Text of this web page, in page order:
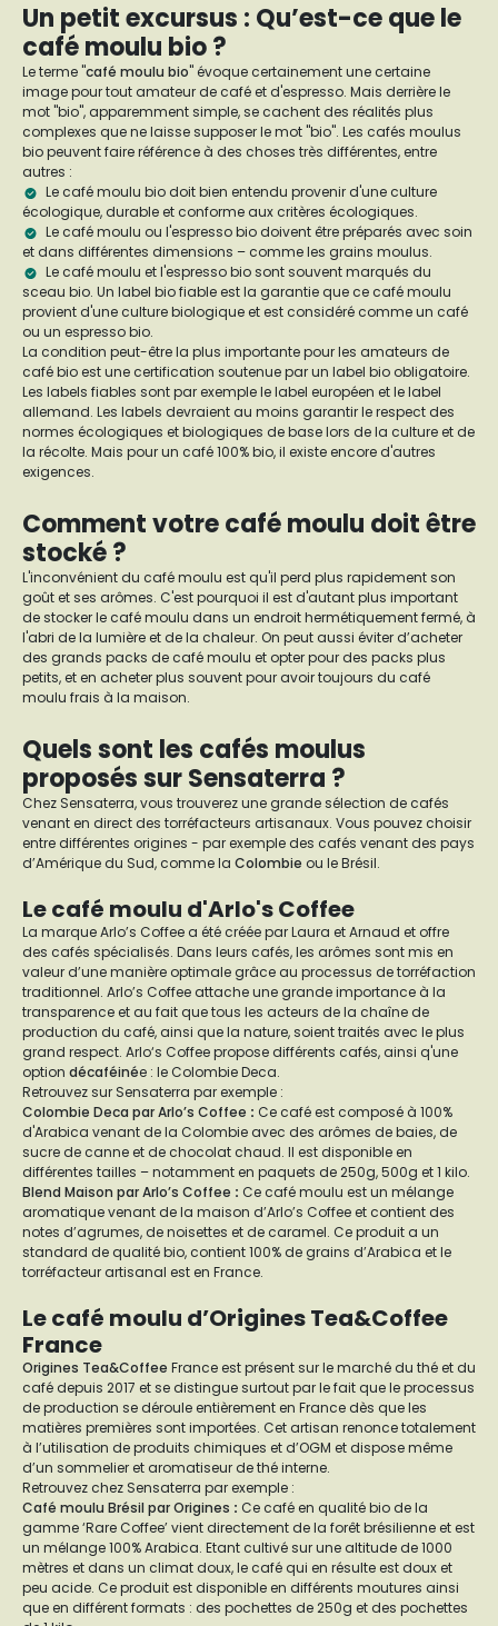
Un petit excursus : Qu’est-ce que le
café moulu bio ?
Le terme "café moulu bio" évoque certainement une certaine
image pour tout amateur de café et d'espresso. Mais derrière le
mot "bio", apparemment simple, se cachent des réalités plus
complexes que ne laisse supposer le mot "bio". Les cafés moulus
bio peuvent faire référence à des choses très différentes, entre
autres :
Le café moulu bio doit bien entendu provenir d'une culture
écologique, durable et conforme aux critères écologiques.
Le café moulu ou l'espresso bio doivent être préparés avec soin
et dans différentes dimensions – comme les grains moulus.
Le café moulu et l'espresso bio sont souvent marqués du
sceau bio. Un label bio fiable est la garantie que ce café moulu
provient d'une culture biologique et est considéré comme un café
ou un espresso bio.
La condition peut-être la plus importante pour les amateurs de
café bio est une certification soutenue par un label bio obligatoire.
Les labels fiables sont par exemple le label européen et le label
allemand. Les labels devraient au moins garantir le respect des
normes écologiques et biologiques de base lors de la culture et de
la récolte. Mais pour un café 100% bio, il existe encore d'autres
exigences.
Comment votre café moulu doit être
stocké ?
L'inconvénient du café moulu est qu'il perd plus rapidement son
goût et ses arômes. C'est pourquoi il est d'autant plus important
de stocker le café moulu dans un endroit hermétiquement fermé, à
l'abri de la lumière et de la chaleur. On peut aussi éviter d’acheter
des grands packs de café moulu et opter pour des packs plus
petits, et en acheter plus souvent pour avoir toujours du café
moulu frais à la maison.
Quels sont les cafés moulus
proposés sur Sensaterra ?
Chez Sensaterra, vous trouverez une grande sélection de cafés
venant en direct des torréfacteurs artisanaux. Vous pouvez choisir
entre différentes origines - par exemple des cafés venant des pays
d’Amérique du Sud, comme la Colombie ou le Brésil.
Le café moulu d'Arlo's Coffee
La marque Arlo’s Coffee a été créée par Laura et Arnaud et offre
des cafés spécialisés. Dans leurs cafés, les arômes sont mis en
valeur d’une manière optimale grâce au processus de torréfaction
traditionnel. Arlo’s Coffee attache une grande importance à la
transparence et au fait que tous les acteurs de la chaîne de
production du café, ainsi que la nature, soient traités avec le plus
grand respect. Arlo‘s Coffee propose différents cafés, ainsi q'une
option décaféinée : le Colombie Deca.
Retrouvez sur Sensaterra par exemple :
Colombie Deca par Arlo’s Coffee : Ce café est composé à 100%
d'Arabica venant de la Colombie avec des arômes de baies, de
sucre de canne et de chocolat chaud. Il est disponible en
différentes tailles – notamment en paquets de 250g, 500g et 1 kilo.
Blend Maison par Arlo’s Coffee : Ce café moulu est un mélange
aromatique venant de la maison d’Arlo’s Coffee et contient des
notes d’agrumes, de noisettes et de caramel. Ce produit a un
standard de qualité bio, contient 100% de grains d’Arabica et le
torréfacteur artisanal est en France.
Le café moulu d’Origines Tea&Coffee
France
Origines Tea&Coffee France est présent sur le marché du thé et du
café depuis 2017 et se distingue surtout par le fait que le processus
de production se déroule entièrement en France dès que les
matières premières sont importées. Cet artisan renonce totalement
à l’utilisation de produits chimiques et d’OGM et dispose même
d’un sommelier et aromatiseur de thé interne.
Retrouvez chez Sensaterra par exemple :
Café moulu Brésil par Origines : Ce café en qualité bio de la
gamme ‘Rare Coffee’ vient directement de la forêt brésilienne et est
un mélange 100% Arabica. Etant cultivé sur une altitude de 1000
mètres et dans un climat doux, le café qui en résulte est doux et
peu acide. Ce produit est disponible en différents moutures ainsi
que en différent formats : des pochettes de 250g et des pochettes